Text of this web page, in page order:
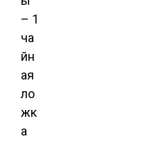
– 1
ча
йн
ая
ло
жк
а